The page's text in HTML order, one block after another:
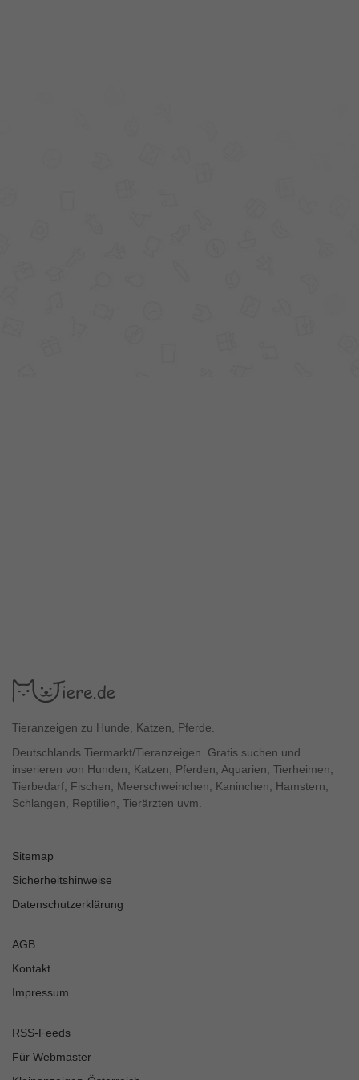
Tieranzeigen zu Hunde, Katzen, Pferde.
Deutschlands Tiermarkt/Tieranzeigen. Gratis suchen und
inserieren von Hunden, Katzen, Pferden, Aquarien, Tierheimen,
Tierbedarf, Fischen, Meerschweinchen, Kaninchen, Hamstern,
Schlangen, Reptilien, Tierärzten uvm.
Sitemap
Sicherheitshinweise
Datenschutzerklärung
AGB
Kontakt
Impressum
RSS-Feeds
Für Webmaster